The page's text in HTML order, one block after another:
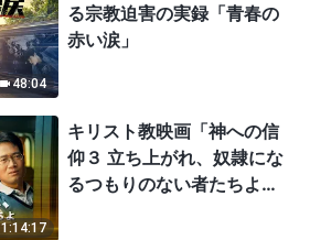
48:04
る宗教迫害の実録「青春の
赤い涙」
1:14:17
キリスト教映画「神への信
仰３ 立ち上がれ、奴隷にな
るつもりのない者たちよ」